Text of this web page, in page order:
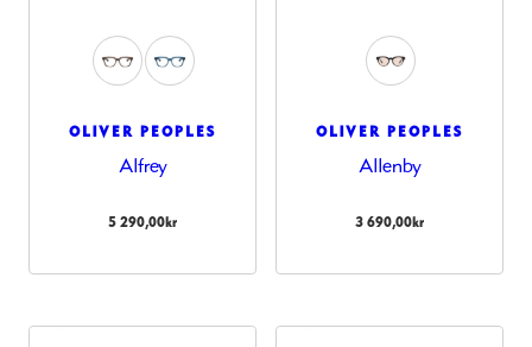
OLIVER PEOPLES
Alfrey
5 290,00kr
OLIVER PEOPLES
Allenby
3 690,00kr
går inte att
över huvud